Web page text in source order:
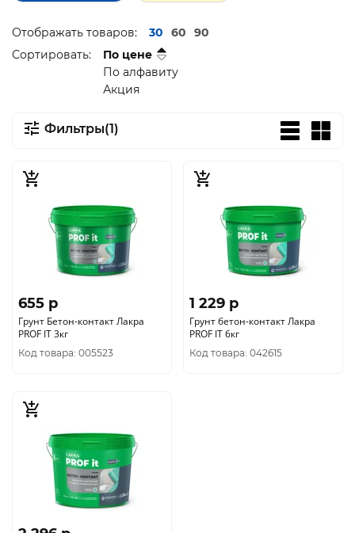
Отображать товаров: 30 60
90
Сортировать:
По цене
По алфавиту
Акция
Фильтры(1)
655 p
Грунт Бетон-контакт Лакра
PROF IT 3кг
Код товара: 005523
1 229 p
Грунт бетон-контакт Лакра
PROF IT 6кг
Код товара: 042615